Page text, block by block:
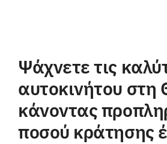
Ψάχνετε τις
αυτοκινήτου
κάνοντας
ποσού κράτησης